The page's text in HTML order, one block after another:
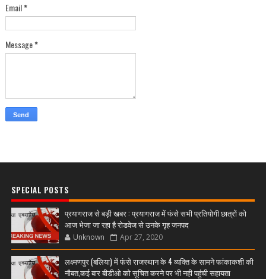
Email*
Message*
SPECIAL POSTS
प्रयागराज से बड़ी खबर : प्रयागराज में फंसे सभी प्रतियोगी छात्रों को
आज भेजा जा रहा है रोडवेज से उनके गृह जनपद
Unknown Apr 27, 2020
लक्ष्मणपुर (बलिया) में फंसे राजस्थान के 4 व्यक्ति के सामने फांकाकशी की
नौबत,कई बार बीडीओ को सूचित करने पर भी नही पहुंची सहायता